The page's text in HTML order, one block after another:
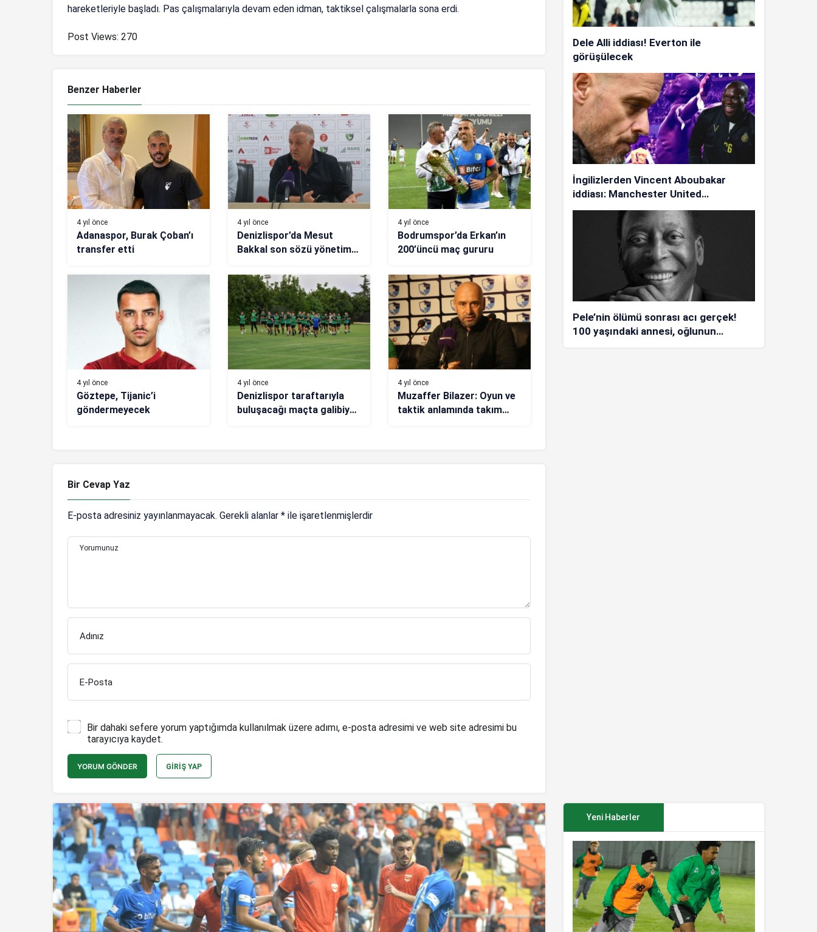
hareketleriyle başladı. Pas çalışmalarıyla devam eden idman, taktiksel çalışmalarla sona erdi.
Post Views: 270
Benzer Haberler
4 yıl önce
Adanaspor, Burak Çoban’ı
transfer etti
4 yıl önce
Denizlispor’da Mesut
Bakkal son sözü yönetime
4 yıl önce
Bodrumspor’da Erkan’ın
200’üncü maç gururu
4 yıl önce
Göztepe, Tijanic’i
göndermeyecek
4 yıl önce
Denizlispor taraftarıyla
buluşacağı maçta galibiyet
4 yıl önce
Muzaffer Bilazer: Oyun ve
taktik anlamında takım
Bir Cevap Yaz
E-posta adresiniz yayınlanmayacak. Gerekli alanlar * ile işaretlenmişlerdir
Yorumunuz
Adınız
E-Posta
Bir dahaki sefere yorum yaptığımda kullanılmak üzere adımı, e-posta adresimi ve web site adresimi bu
tarayıcıya kaydet.
YORUM GÖNDER GIRIŞ YAP
Dele Alli iddiası! Everton ile
görüşülecek
İngilizlerden Vincent Aboubakar
iddiası: Manchester United…
Pele’nin ölümü sonrası acı gerçek!
100 yaşındaki annesi, oğlunun
Yeni Haberler